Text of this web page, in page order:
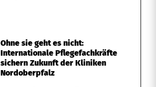
Ohne sie geht es nicht:
Internationale Pflegefachkräfte
sichern Zukunft der Kliniken
Nordoberpfalz